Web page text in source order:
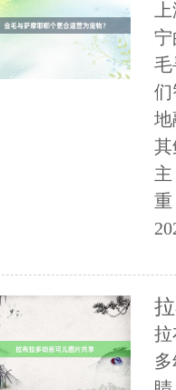
毛
们
地
其
重
拉